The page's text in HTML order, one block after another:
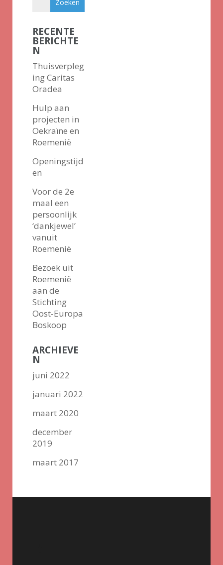
RECENTE
BERICHTE
N
Thuisverpleg
ing Caritas
Oradea
Hulp aan
projecten in
Oekraïne en
Roemenië
Openingstijd
en
Voor de 2e
maal een
persoonlijk
‘dankjewel’
vanuit
Roemenië
Bezoek uit
Roemenië
aan de
Stichting
Oost-Europa
Boskoop
ARCHIEVE
N
juni 2022
januari 2022
maart 2020
december
2019
maart 2017